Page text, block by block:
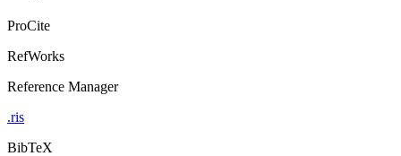
ProCite
RefWorks
Reference Manager
.ris
BibTeX